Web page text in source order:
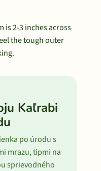
is 2-3 inches across
the tough outer
Kaľrabi
po úrodu s
mrazu, tipmi na
sprievodného